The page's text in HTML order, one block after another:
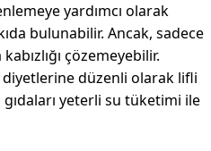
yardımcı olarak
bulunabilir. Ancak, sadece
çözemeyebilir.
diyetlerine düzenli olarak lifli
yeterli su tüketimi ile